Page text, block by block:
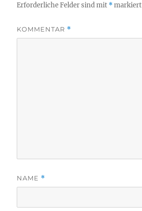
Erforderliche Felder sind mit *markiert
KOMMENTAR *
NAME *